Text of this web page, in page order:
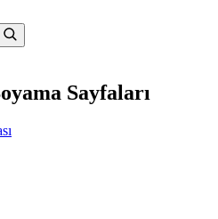
Sayfaları